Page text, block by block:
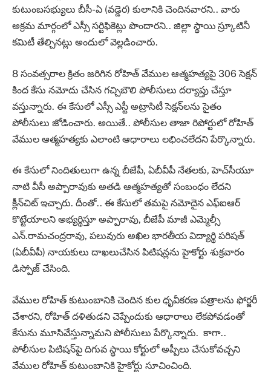
కుటుంబసభ్యులు బీసీ-ఏ (వడ్డెర) కులానికి చెందినవారని.. వారు
అక్రమ మార్గంలో ఎస్సీ సర్టిఫికెట్లు పొందారని.. జిల్లా స్థాయి స్ర్కూటినీ
కమిటీ తేల్చినట్లు అందులో వెల్లడించారు.
8 సంవత్సరాల క్రితం జరిగిన రోహిత్ వేముల ఆత్మహత్యపై 306 సెక్షన్
కింద కేసు నమోదు చేసిన గచ్చిబౌలి పోలీసులు దర్యాప్తు చేస్తూ
వస్తున్నారు. ఈ కేసులో ఎస్సీ ఎస్టీ అట్రాసిటీ సెక్షన్‌లను సైతం
పోలీసులు జోడించారు. అయితే.. పోలీసుల తాజా రిపోర్టులో రోహిత్
వేముల ఆత్మహత్యకు ఎలాంటి ఆధారాలు లభించలేదని పేర్కొన్నారు.
ఈ కేసులో నిందితులుగా ఉన్న బీజేపీ, ఏబీవీపీ నేతలకు, హెచ్‌సీయూ
నాటి వీసీ అప్పారావుకు అతడి ఆత్మహత్యతో సంబంధం లేదని
క్లీన్‌చిట్‌ ఇచ్చారు. దీంతో.. ఈ కేసులో తమపై నమోదైన ఎఫ్‌ఐఆర్‌
కొట్టేయాలని అభ్యర్థిస్తూ అప్పారావు, బీజేపీ మాజీ ఎమ్మెల్సీ
ఎన్‌.రామచంద్రరావు, పలువురు అఖిల భారతీయ విద్యార్థి పరిషత్‌
(ఏబీవీపీ) నాయకులు దాఖలుచేసిన పిటిషన్లను హైకోర్టు శుక్రవారం
డిస్పోజ్‌ చేసింది.
వేముల రోహిత్ కుటుంబానికి చెందిన కుల ధృవీకరణ పత్రాలను ఫోర్జరీ
చేశారని, రోహిత్ దళితుడని చెప్పేందుకు ఆధారాలు లేకపోవడంతో
కేసును మూసివేస్తున్నామని పోలీసులు పేర్కొన్నారు. కాగా..
పోలీసుల పిటిషన్‌పై దిగువ స్థాయి కోర్టులో అప్పీలు చేసుకోవచ్చని
వేముల రోహిత్ కుటుంబానికి హైకోర్టు సూచించింది.